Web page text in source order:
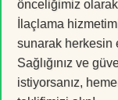
önceliğimiz
İlaçlama
sunarak herkesin
Sağlığınız ve
istiyorsanız,